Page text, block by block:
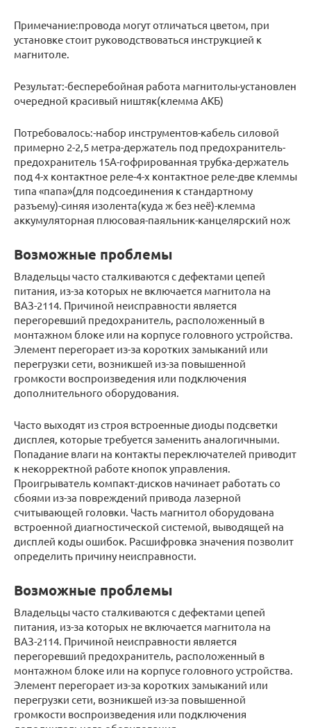
Примечание:провода могут отличаться цветом, при
установке стоит руководствоваться инструкцией к
магнитоле.
Результат:-бесперебойная работа магнитолы-установлен
очередной красивый ништяк(клемма АКБ)
Потребовалось:-набор инструментов-кабель силовой
примерно 2-2,5 метра-держатель под предохранитель-
предохранитель 15А-гофрированная трубка-держатель
под 4-х контактное реле-4-х контактное реле-две клеммы
типа «папа»(для подсоединения к стандартному
разъему)-синяя изолента(куда ж без неё)-клемма
аккумуляторная плюсовая-паяльник-канцелярский нож
Возможные проблемы
Владельцы часто сталкиваются с дефектами цепей
питания, из-за которых не включается магнитола на
ВАЗ-2114. Причиной неисправности является
перегоревший предохранитель, расположенный в
монтажном блоке или на корпусе головного устройства.
Элемент перегорает из-за коротких замыканий или
перегрузки сети, возникшей из-за повышенной
громкости воспроизведения или подключения
дополнительного оборудования.
Часто выходят из строя встроенные диоды подсветки
дисплея, которые требуется заменить аналогичными.
Попадание влаги на контакты переключателей приводит
к некорректной работе кнопок управления.
Проигрыватель компакт-дисков начинает работать со
сбоями из-за повреждений привода лазерной
считывающей головки. Часть магнитол оборудована
встроенной диагностической системой, выводящей на
дисплей коды ошибок. Расшифровка значения позволит
определить причину неисправности.
Возможные проблемы
Владельцы часто сталкиваются с дефектами цепей
питания, из-за которых не включается магнитола на
ВАЗ-2114. Причиной неисправности является
перегоревший предохранитель, расположенный в
монтажном блоке или на корпусе головного устройства.
Элемент перегорает из-за коротких замыканий или
перегрузки сети, возникшей из-за повышенной
громкости воспроизведения или подключения